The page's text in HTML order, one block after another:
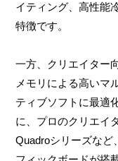
イティング、高性能
特徴です。
一方、クリエイター
メモリによる高いマ
ティブソフトに最適
に、プロのクリエイ
Quadroシリーズなど